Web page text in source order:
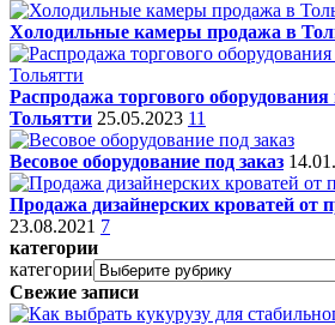
Холодильные камеры продажа в
Распродажа торгового оборудования
Тольятти 25.05.2023 11
Весовое оборудование под заказ
Продажа дизайнерских кроватей от
23.08.2021 7
категории
категории
Свежие записи